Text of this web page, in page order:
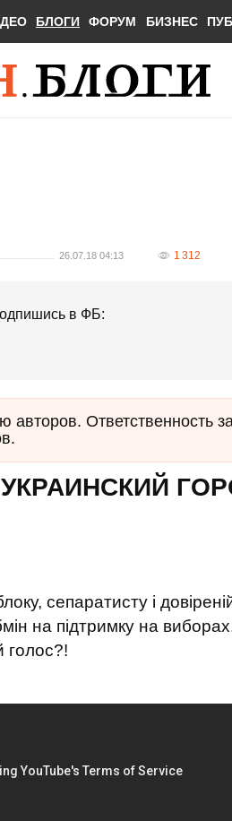
БЛОГИ ФОРУМ БИЗНЕС
26.07.18 04:13 1 312
в ФБ:
Ответственность
сепаратисту і
на підтримку на
голос?!